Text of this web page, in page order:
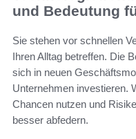
und Bedeutung
Sie stehen vor schnellen
Ihren Alltag betreffen. Die
sich in neuen
Unternehmen investieren.
Chancen nutzen und
besser abfedern.